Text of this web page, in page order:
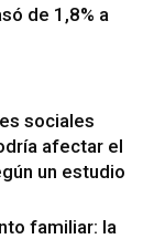
de 1,8% a
sociales
afectar el
un estudio
familiar: la